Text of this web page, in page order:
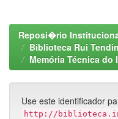
Reposi�rio
Biblioteca Rui
Memória Técnica do
Use este identificador
http://